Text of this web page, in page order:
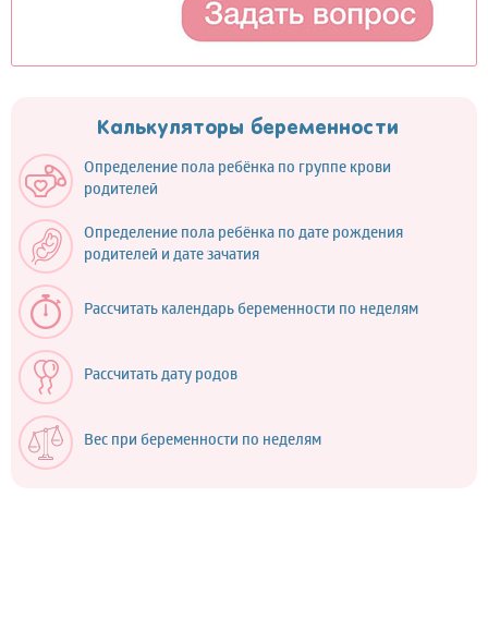
Калькуляторы беременности
Определение пола ребёнка по группе крови
родителей
Определение пола ребёнка по дате рождения
родителей и дате зачатия
Рассчитать календарь беременности по неделям
Рассчитать дату родов
Вес при беременности по неделям